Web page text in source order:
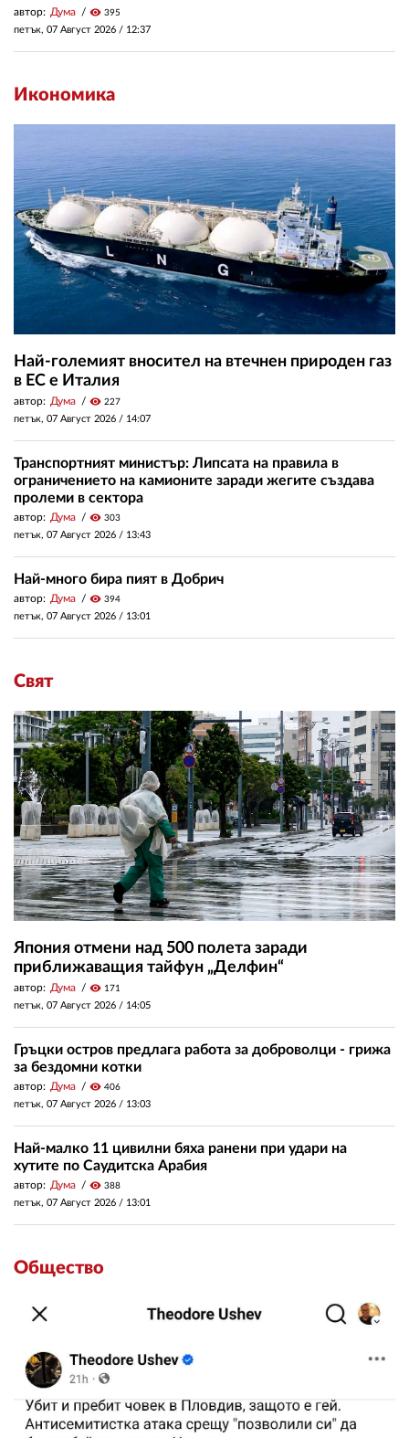
автор: Дума visibility 395
петък, 07 Август 2026 / 12:37
Икономика
Най-големият вносител на втечнен природен газ
в ЕС е Италия
автор: Дума visibility 227
петък, 07 Август 2026 / 14:07
Транспортният министър: Липсата на правила в
ограничението на камионите заради жегите създава
пролеми в сектора
автор: Дума visibility 303
петък, 07 Август 2026 / 13:43
Най-много бира пият в Добрич
автор: Дума visibility 394
петък, 07 Август 2026 / 13:01
Свят
Япония отмени над 500 полета заради
приближаващия тайфун „Делфин“
автор: Дума visibility 171
петък, 07 Август 2026 / 14:05
Гръцки остров предлага работа за доброволци - грижа
за бездомни котки
автор: Дума visibility 406
петък, 07 Август 2026 / 13:03
Най-малко 11 цивилни бяха ранени при удари на
хутите по Саудитска Арабия
автор: Дума visibility 388
петък, 07 Август 2026 / 13:01
Общество